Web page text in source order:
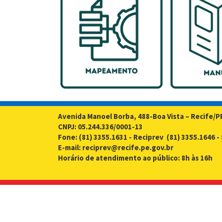
Avenida Manoel Borba, 488-Boa Vista – Recife/
CNPJ: 05.244.336/0001-13
Fone: (81) 3355.1631 - Reciprev (81) 3355.1646
E-mail: reciprev@recife.pe.gov.br
Horário de atendimento ao público: 8h às 16h